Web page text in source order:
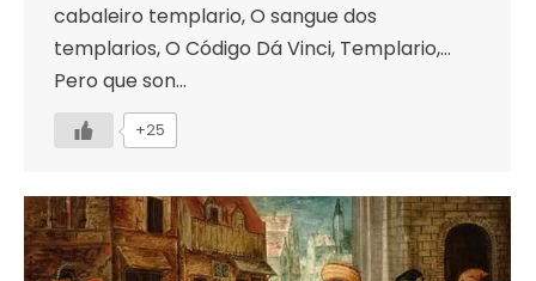
cabaleiro templario, O sangue dos
templarios, O Código Dá Vinci, Templario,…
Pero que son…
+25